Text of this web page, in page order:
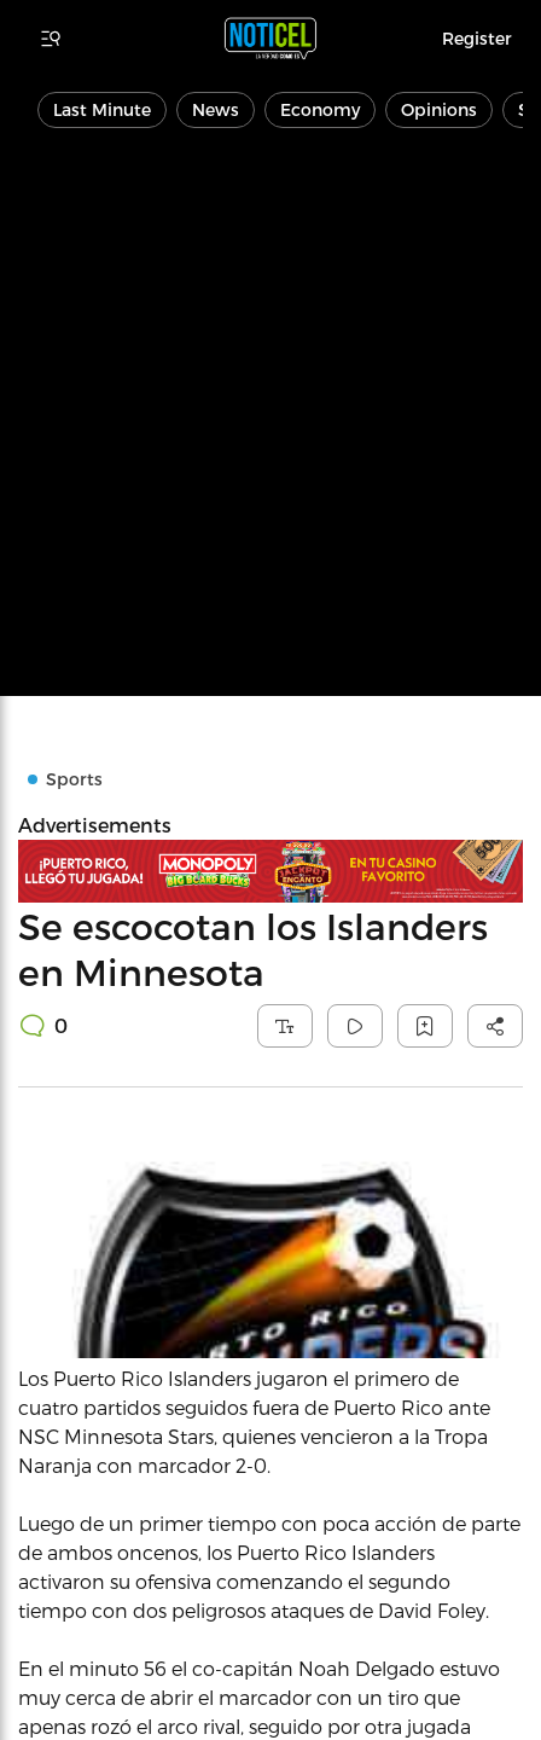
Register
Last Minute News Economy Opinions
Sports
Advertisements
Se escocotan los Islanders
en Minnesota
0
Los Puerto Rico Islanders jugaron el primero de
cuatro partidos seguidos fuera de Puerto Rico ante
NSC Minnesota Stars, quienes vencieron a la Tropa
Naranja con marcador 2-0.
Luego de un primer tiempo con poca acción de parte
de ambos oncenos, los Puerto Rico Islanders
activaron su ofensiva comenzando el segundo
tiempo con dos peligrosos ataques de David Foley.
En el minuto 56 el co-capitán Noah Delgado estuvo
muy cerca de abrir el marcador con un tiro que
apenas rozó el arco rival, seguido por otra jugada